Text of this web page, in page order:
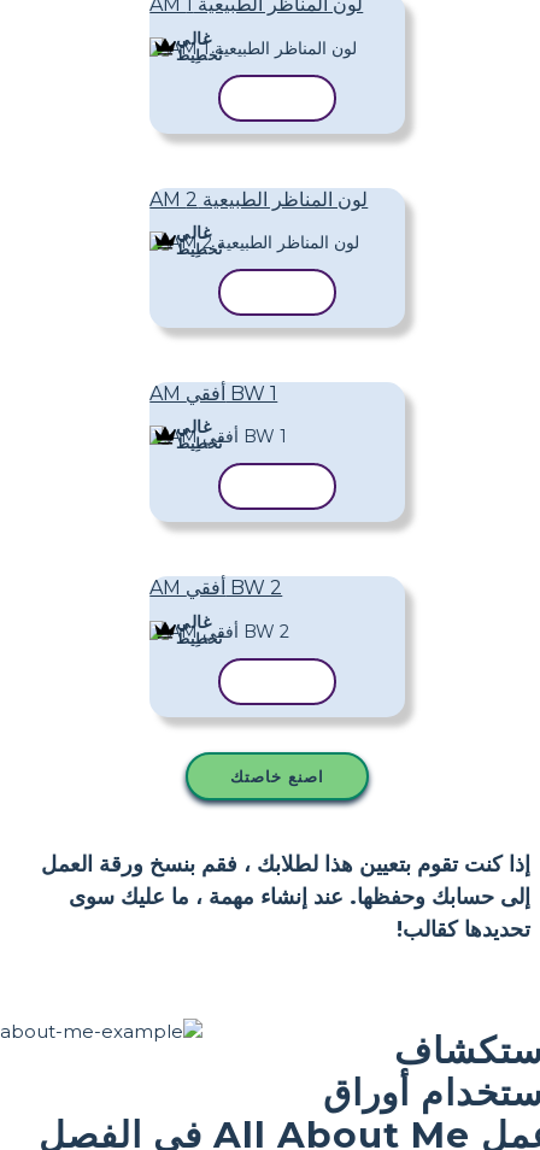
AM لون المناظر الطبيعية 1
غالي
تَخطِيط
AM لون المناظر الطبيعية 2
غالي
تَخطِيط
AM أفقي BW 1
غالي
تَخطِيط
AM أفقي BW 2
غالي
تَخطِيط
اصنع خاصتك
إذا كنت تقوم بتعيين هذا لطلابك ، فقم بنسخ ورقة العمل
إلى حسابك وحفظها. عند إنشاء مهمة ، ما عليك سوى
تحديدها كقالب!
أوراق
عمل All About Me في الفصل